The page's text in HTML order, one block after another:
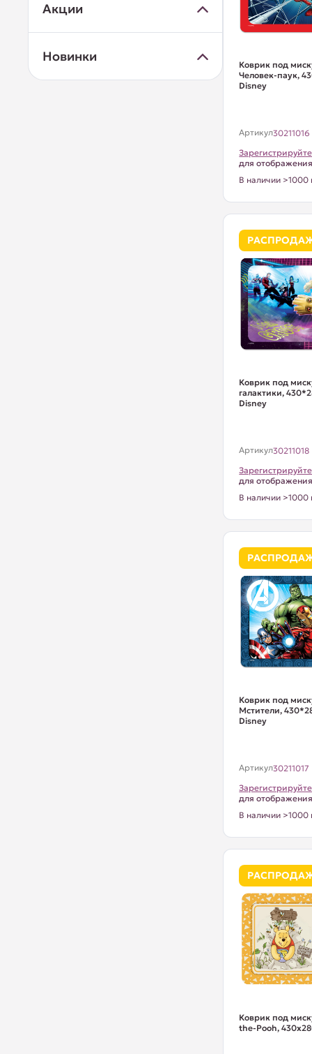
Акции
Новинки
Коврик под
Человек-паук,
Disney
Артикул30211016
для
В наличии >1000
Коврик под
галактики,
Disney
Артикул30211018
для
В наличии >1000
Коврик под
Мстители,
Disney
Артикул30211017
для
В наличии >1000
Коврик под
the-Pooh,